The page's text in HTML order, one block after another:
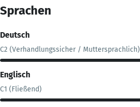
Sprachen
Deutsch
C2 (Verhandlungssicher / Muttersprachlich)
Englisch
C1 (Fließend)